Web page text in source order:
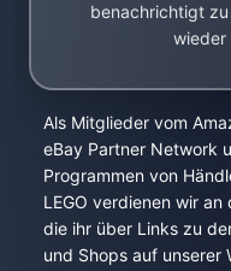
benachrichtigt
wieder
Als Mitglieder vom
eBay Partner Network
Programmen von
LEGO verdienen wir
die ihr über Links zu
und Shops auf unserer